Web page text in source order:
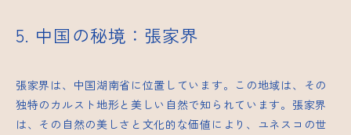
5. 中国の秘境：張家界
張家界は、中国湖南省に位置しています。この地域は、その
独特のカルスト地形と美しい自然で知られています。張家界
は、その自然の美しさと文化的な価値により、ユネスコの世